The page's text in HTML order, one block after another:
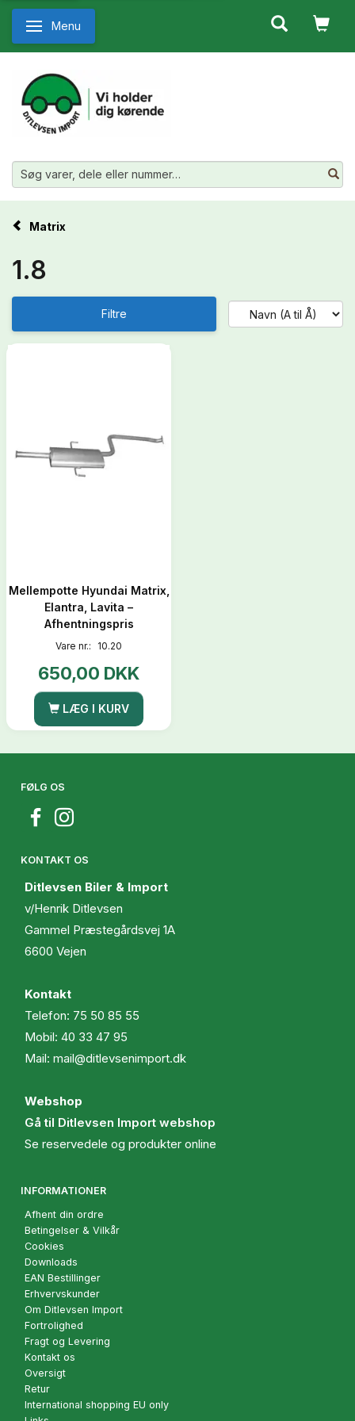
Skifte navigation
Menu
Matrix
1.8
Filtre
Mellempotte Hyundai Matrix,
Elantra, Lavita –
Afhentningspris
Vare nr.: 10.20
650,00 DKK
LÆG I KURV
FØLG OS
KONTAKT OS
Ditlevsen Biler & Import
v/Henrik Ditlevsen
Gammel Præstegårdsvej 1A
6600 Vejen
Kontakt
Telefon: 75 50 85 55
Mobil: 40 33 47 95
Mail: mail@ditlevsenimport.dk
Webshop
Gå til Ditlevsen Import webshop
Se reservedele og produkter online
INFORMATIONER
Afhent din ordre
Betingelser & Vilkår
Cookies
Downloads
EAN Bestillinger
Erhvervskunder
Om Ditlevsen Import
Fortrolighed
Fragt og Levering
Kontakt os
Oversigt
Retur
International shopping EU only